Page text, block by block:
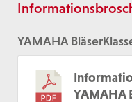
YAMAHA
YAMAHA